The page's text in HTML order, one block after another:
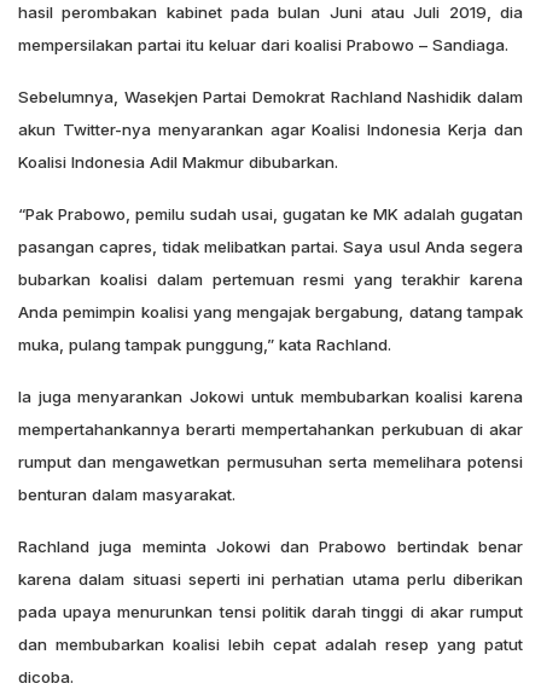
hasil perombakan kabinet pada bulan Juni atau Juli 2019, dia
mempersilakan partai itu keluar dari koalisi Prabowo – Sandiaga.
Sebelumnya, Wasekjen Partai Demokrat Rachland Nashidik dalam
akun Twitter-nya menyarankan agar Koalisi Indonesia Kerja dan
Koalisi Indonesia Adil Makmur dibubarkan.
“Pak Prabowo, pemilu sudah usai, gugatan ke MK adalah gugatan
pasangan capres, tidak melibatkan partai. Saya usul Anda segera
bubarkan koalisi dalam pertemuan resmi yang terakhir karena
Anda pemimpin koalisi yang mengajak bergabung, datang tampak
muka, pulang tampak punggung,” kata Rachland.
Ia juga menyarankan Jokowi untuk membubarkan koalisi karena
mempertahankannya berarti mempertahankan perkubuan di akar
rumput dan mengawetkan permusuhan serta memelihara potensi
benturan dalam masyarakat.
Rachland juga meminta Jokowi dan Prabowo bertindak benar
karena dalam situasi seperti ini perhatian utama perlu diberikan
pada upaya menurunkan tensi politik darah tinggi di akar rumput
dan membubarkan koalisi lebih cepat adalah resep yang patut
dicoba.